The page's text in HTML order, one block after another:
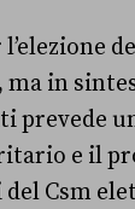
in
prevede
e il
Csm